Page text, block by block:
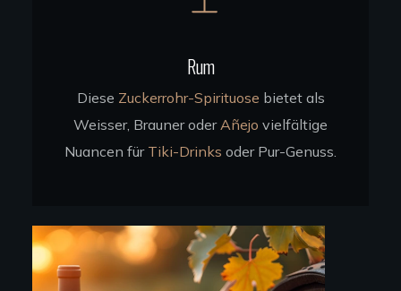
Rum
Diese Zuckerrohr-Spirituose bietet als
Weisser, Brauner oder Añejo vielfältige
Nuancen für Tiki-Drinks oder Pur-Genuss.